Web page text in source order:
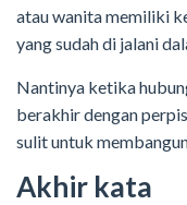
atau wanita memiliki
yang sudah di jalani
Nantinya ketika
berakhir dengan
sulit untuk
Akhir kata